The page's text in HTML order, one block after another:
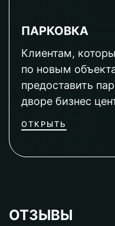
ПАРКОВКА
Клиентам,
по новым
предоставить
дворе бизнес
ОТКРЫТЬ
ОТЗЫВЫ